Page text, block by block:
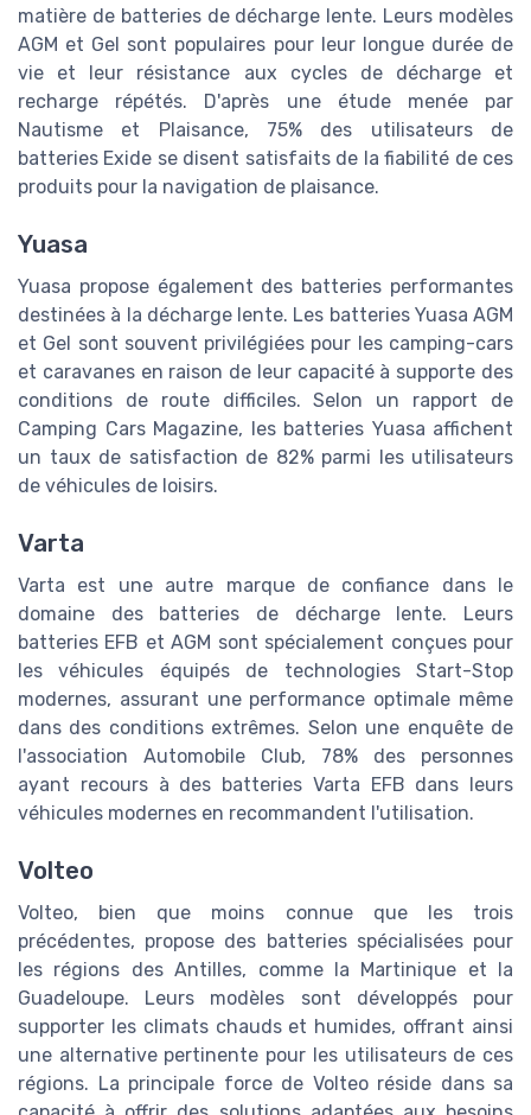
matière de batteries de décharge lente. Leurs modèles
AGM et Gel sont populaires pour leur longue durée de
vie et leur résistance aux cycles de décharge et
recharge répétés. D'après une étude menée par
Nautisme et Plaisance, 75% des utilisateurs de
batteries Exide se disent satisfaits de la fiabilité de ces
produits pour la navigation de plaisance.
Yuasa
Yuasa propose également des batteries performantes
destinées à la décharge lente. Les batteries Yuasa AGM
et Gel sont souvent privilégiées pour les camping-cars
et caravanes en raison de leur capacité à supporte des
conditions de route difficiles. Selon un rapport de
Camping Cars Magazine, les batteries Yuasa affichent
un taux de satisfaction de 82% parmi les utilisateurs
de véhicules de loisirs.
Varta
Varta est une autre marque de confiance dans le
domaine des batteries de décharge lente. Leurs
batteries EFB et AGM sont spécialement conçues pour
les véhicules équipés de technologies Start-Stop
modernes, assurant une performance optimale même
dans des conditions extrêmes. Selon une enquête de
l'association Automobile Club, 78% des personnes
ayant recours à des batteries Varta EFB dans leurs
véhicules modernes en recommandent l'utilisation.
Volteo
Volteo, bien que moins connue que les trois
précédentes, propose des batteries spécialisées pour
les régions des Antilles, comme la Martinique et la
Guadeloupe. Leurs modèles sont développés pour
supporter les climats chauds et humides, offrant ainsi
une alternative pertinente pour les utilisateurs de ces
régions. La principale force de Volteo réside dans sa